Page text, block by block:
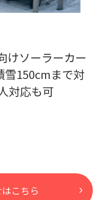
けソーラーカー
150cmまで対
応も可
こちら